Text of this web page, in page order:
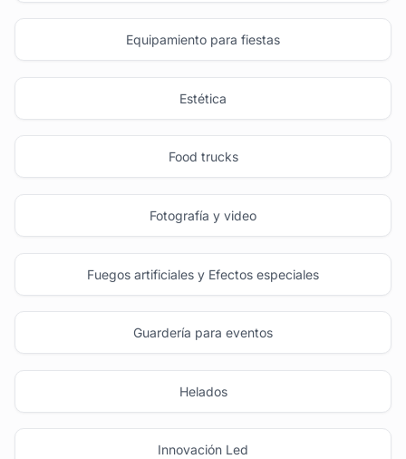
Equipamiento para fiestas
Estética
Food trucks
Fotografía y video
Fuegos artificiales y Efectos especiales
Guardería para eventos
Helados
Innovación Led